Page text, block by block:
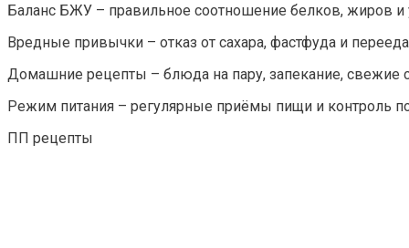
Баланс БЖУ – правильное соотношение белков, жиров и
Вредные привычки – отказ от сахара, фастфуда и
Домашние рецепты – блюда на пару, запекание, свежие
Режим питания – регулярные приёмы пищи и контроль
ПП рецепты